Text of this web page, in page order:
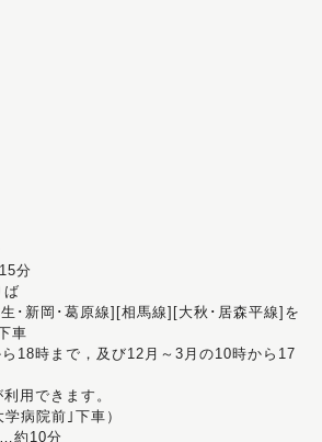
分
ば
･新岡･葛原線][相馬線][大秋･居森平線]を
車
18時まで，及び12月～3月の10時から17
用できます。
病院前｣下車）
約10分